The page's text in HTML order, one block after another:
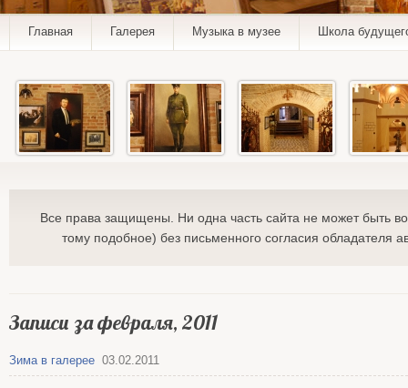
Главная Галерея Музыка в музее Школа
Все права защищены. Ни одна часть сайта не может быть
тому подобное) без письменного согласия обладателя
Записи за февраля, 2011
Зима в галерее 03.02.2011